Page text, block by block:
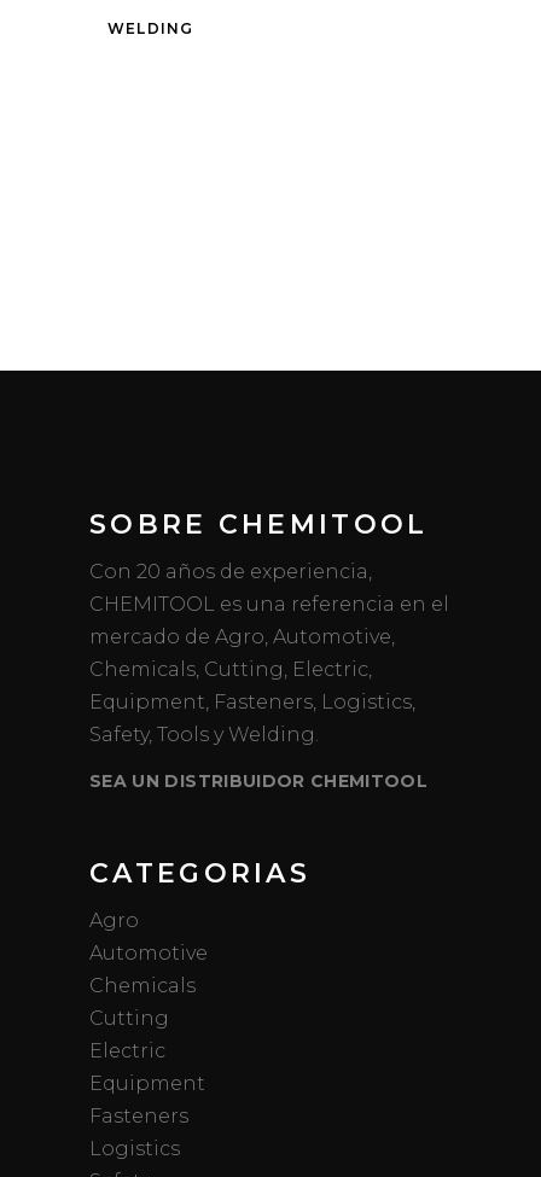
WELDING
SOBRE CHEMITOOL
Con 20 años de experiencia,
CHEMITOOL es una referencia en el
mercado de Agro, Automotive,
Chemicals, Cutting, Electric,
Equipment, Fasteners, Logistics,
Safety, Tools y Welding.
SEA UN DISTRIBUIDOR CHEMITOOL
CATEGORIAS
Agro
Automotive
Chemicals
Cutting
Electric
Equipment
Fasteners
Logistics